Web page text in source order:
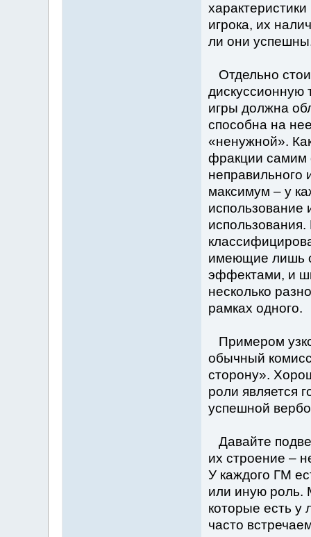
игрока, их
ли они
Отдельно
дискуссионную
игры должна
способна на
«ненужной».
фракции самим
неправильного
максимум – у
использование
имеющие лишь
эффектами, и
несколько
рамках одного.
Примером
обычный
сторону».
роли является
успешной
Давайте
их строение –
У каждого ГМ
или иную роль.
которые есть у
часто